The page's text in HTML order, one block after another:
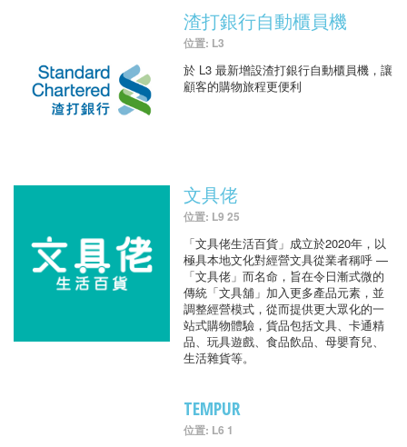
渣打銀行自動櫃員機
位置: L3
於 L3 最新增設渣打銀行自動櫃員機，讓
顧客的購物旅程更便利
文具佬
位置: L9 25
「文具佬生活百貨」成立於2020年，以
極具本地文化對經營文具從業者稱呼 —
「文具佬」而名命，旨在令日漸式微的
傳統「文具舖」加入更多產品元素，並
調整經營模式，從而提供更大眾化的一
站式購物體驗，貨品包括文具、卡通精
品、玩具遊戲、食品飲品、母嬰育兒、
生活雜貨等。
TEMPUR
位置: L6 1